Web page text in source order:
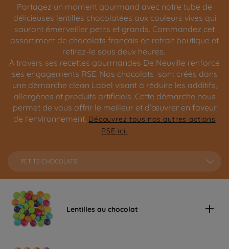
Partagez un moment gourmand avec notre tube de
délicieuses lentilles chocolatées aux couleurs vives qui
sauront émerveiller petits et grands. Commandez cet
assortiment de chocolats français en retrait boutique et
retirez-le sous deux heures.
À travers ses recettes gourmandes De Neuville renforce
ses engagements RSE. Nos chocolats sont créés dans
une démarche clean Label visant à réduire les additifs,
allergènes et produits artificiels. Cette démarche nous
permet de vous offrir le meilleur et d’œuvrer en faveur
de l'environnement. Découvrez tous nos autres actions
RSE ici.
PETITS CHOCOLATS
Lentilles au chocolat